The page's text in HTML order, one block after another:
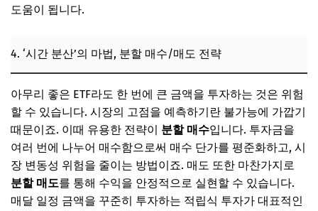
도움이 됩니다.
4. ‘시간 분산’의 마법, 분할 매수/매도 전략
아무리 좋은 ETF라도 한 번에 큰 금액을 투자하는 것은 위험
할 수 있습니다. 시장의 고점을 예측하기란 불가능에 가깝기
때문이죠. 이때 유용한 전략이 분할 매수입니다. 투자금을
여러 번에 나누어 매수함으로써 매수 단가를 평준화하고, 시
장 변동성 위험을 줄이는 방법이죠. 매도 또한 마찬가지로
분할 매도를 통해 수익을 안정적으로 실현할 수 있습니다.
매달 일정 금액을 꾸준히 투자하는 적립식 투자가 대표적인